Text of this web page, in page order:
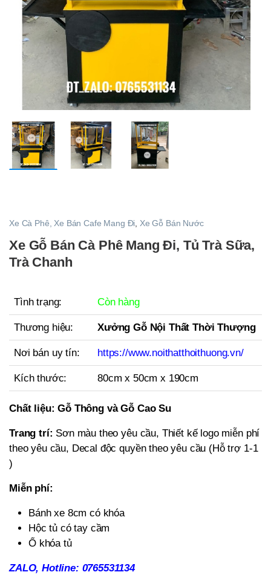
Xe Cà Phê, Xe Bán Cafe Mang Đi Xe Gỗ Bán Nước
Xe Gỗ Bán Cà Phê Mang Đi, Tủ Trà Sữa,
Trà Chanh
Tình trạng: Còn hàng
Thương hiệu: Xưởng Gỗ Nội Thất Thời Thượng
Nơi bán uy tín: https://www.noithatthoithuong.vn/
Kích thước: 80cm x 50cm x 190cm
Chất liệu: Gỗ Thông và Gỗ Cao Su
Trang trí: Sơn màu theo yêu cầu, Thiết kế logo miễn phí
theo yêu cầu, Decal độc quyền theo yêu cầu (Hỗ trợ 1-1
)
Miễn phí:
Bánh xe 8cm có khóa
Hộc tủ có tay cầm
Ổ khóa tủ
ZALO, Hotline: 0765531134